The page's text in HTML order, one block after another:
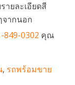
ายละเอียดสี
จากนอก
849-0302 คุณ
, รถพร้อมขาย